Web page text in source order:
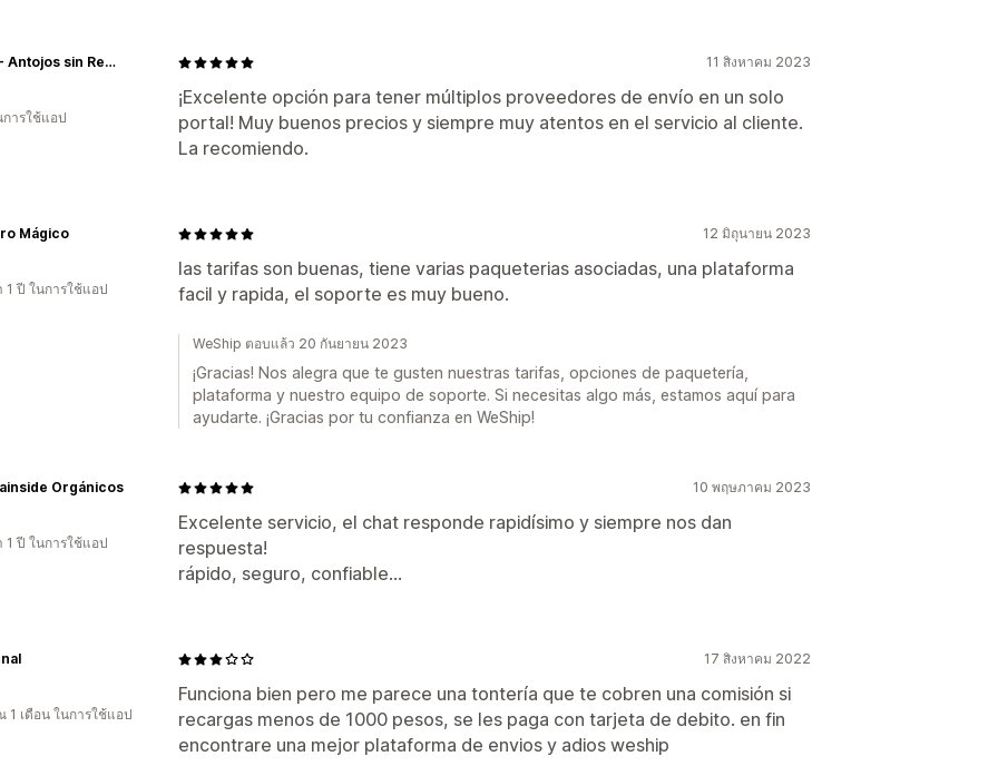
11 สิงหาคม 2023
¡Excelente opción para tener múltiplos proveedores de envío en un solo
portal! Muy buenos precios y siempre muy atentos en el servicio al cliente.
La recomiendo.
HALA - Antojos sin Remordimiento
ารใช้แอป
12 มิถุนายน 2023
las tarifas son buenas, tiene varias paqueterias asociadas, una plataforma
facil y rapida, el soporte es muy bueno.
Mágico
1 ปี ในการใช้แอป
WeShip ตอบแล้ว 20 กันยายน 2023
¡Gracias! Nos alegra que te gusten nuestras tarifas, opciones de paquetería,
plataforma y nuestro equipo de soporte. Si necesitas algo más, estamos aquí para
ayudarte. ¡Gracias por tu confianza en WeShip!
10 พฤษภาคม 2023
Excelente servicio, el chat responde rapidísimo y siempre nos dan
respuesta!
rápido, seguro, confiable...
Orgánicos
1 ปี ในการใช้แอป
17 สิงหาคม 2022
Funciona bien pero me parece una tontería que te cobren una comisión si
recargas menos de 1000 pesos, se les paga con tarjeta de debito. en fin
encontrare una mejor plataforma de envios y adios weship
1 เดือน ในการใช้แอป